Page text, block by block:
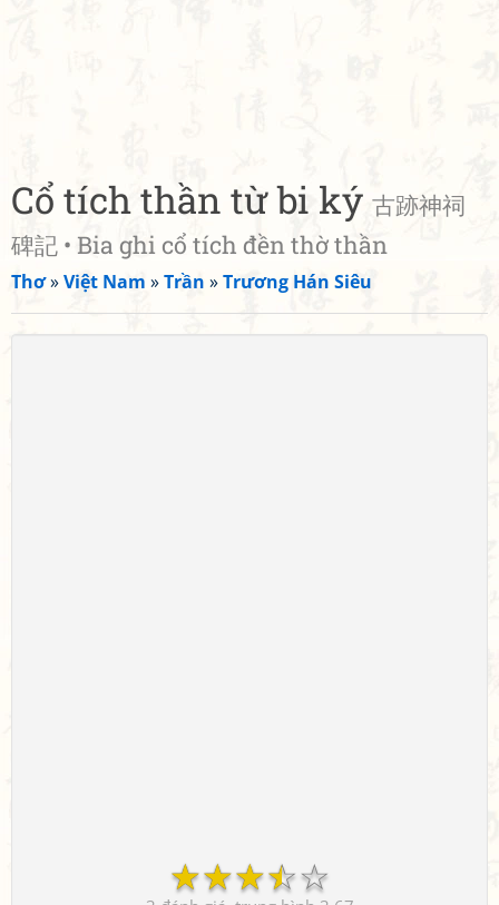
Cổ tích thần từ bi ký 古跡神祠
碑記 • Bia ghi cổ tích đền thờ thần
Thơ»Việt Nam »Trần »Trương Hán Siêu
☆
☆
☆
☆
☆